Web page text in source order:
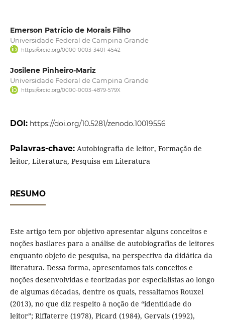
Emerson Patrício de Morais Filho
Universidade Federal de Campina Grande
https://orcid.org/0000-0003-3401-4542
Josilene Pinheiro-Mariz
Universidade Federal de Campina Grande
https://orcid.org/0000-0003-4879-579X
DOI: https://doi.org/10.5281/zenodo.10019556
Palavras-chave: Autobiografia de leitor, Formação de
leitor, Literatura, Pesquisa em Literatura
RESUMO
Este artigo tem por objetivo apresentar alguns conceitos e
noções basilares para a análise de autobiografias de leitores
enquanto objeto de pesquisa, na perspectiva da didática da
literatura. Dessa forma, apresentamos tais conceitos e
noções desenvolvidas e teorizadas por especialistas ao longo
de algumas décadas, dentre os quais, ressaltamos Rouxel
(2013), no que diz respeito à noção de “identidade do
leitor”; Riffaterre (1978), Picard (1984), Gervais (1992),